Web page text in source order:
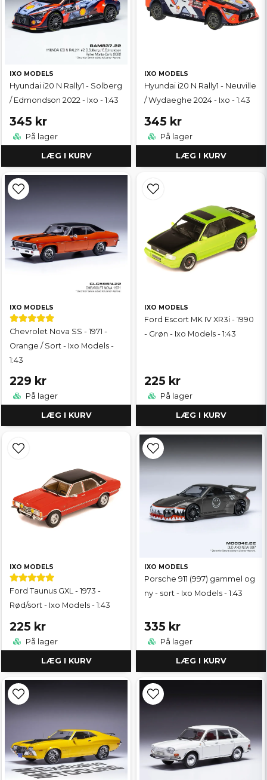
IXO MODELS
Hyundai i20 N Rally1 - Solberg
/ Edmondson 2022 - Ixo - 1:43
345 kr
På lager
LÆG I KURV
IXO MODELS
Hyundai i20 N Rally1 - Neuville
/ Wydaeghe 2024 - Ixo - 1:43
345 kr
På lager
LÆG I KURV
IXO MODELS
Chevrolet Nova SS - 1971 -
Orange / Sort - Ixo Models -
1:43
229 kr
På lager
LÆG I KURV
IXO MODELS
Ford Escort MK IV XR3i - 1990
- Grøn - Ixo Models - 1:43
225 kr
På lager
LÆG I KURV
IXO MODELS
Ford Taunus GXL - 1973 -
Rød/sort - Ixo Models - 1:43
225 kr
På lager
LÆG I KURV
IXO MODELS
Porsche 911 (997) gammel og
ny - sort - Ixo Models - 1:43
335 kr
På lager
LÆG I KURV